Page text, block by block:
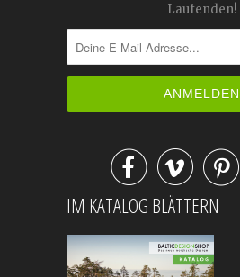
Laufenden!

IM KATALOG BLÄTTERN